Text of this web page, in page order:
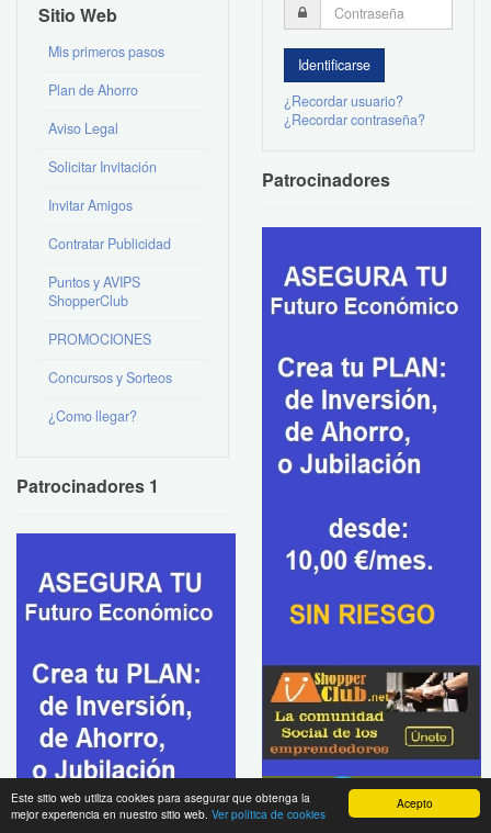
Acepto
Este sitio web utiliza cookies para asegurar que obtenga la
mejor experiencia en nuestro sitio web. Ver política de cookies
Sitio Web
Mis primeros pasos
Plan de Ahorro
Aviso Legal
Solicitar Invitación
Invitar Amigos
Contratar Publicidad
Puntos y AVIPS
ShopperClub
PROMOCIONES
Concursos y Sorteos
¿Como llegar?
Patrocinadores 1
¿Recordar usuario?
¿Recordar contraseña?
Patrocinadores